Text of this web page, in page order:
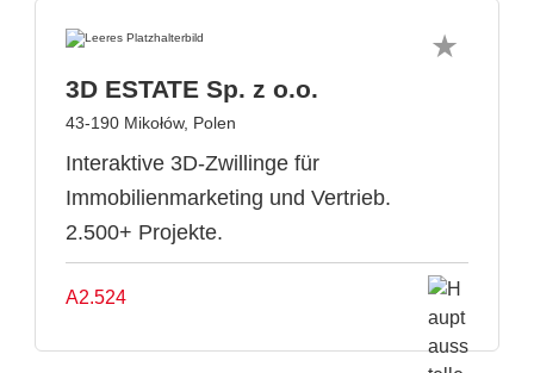
3D ESTATE Sp. z o.o.
43-190 Mikołów, Polen
Interaktive 3D-Zwillinge für
Immobilienmarketing und Vertrieb.
2.500+ Projekte.
A2.524